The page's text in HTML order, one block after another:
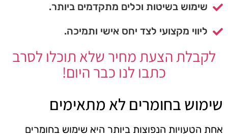
שימוש בשיטות וכלים מתקדמים ביותר.
ליווי מקצועי לצד יחס אישי ותמיכה.
לקבלת הצעת מחיר שלא תוכלו לסרב
כתבו לנו כבר היום!
שימוש בחומרים לא מתאימים
אחת הטעויות הנפוצות ביותר היא שימוש בחומרים